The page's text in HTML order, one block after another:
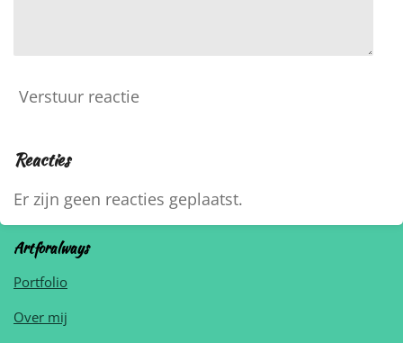
Verstuur reactie
Reacties
Er zijn geen reacties geplaatst.
Artforalways
Portfolio
Over mij